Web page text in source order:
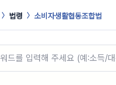
법령 소비자생활협동조합법